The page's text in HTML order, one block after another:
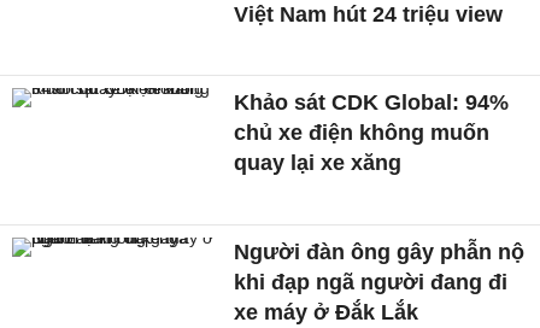
Việt Nam hút 24 triệu view
Khảo sát CDK Global: 94%
chủ xe điện không muốn
quay lại xe xăng
Người đàn ông gây phẫn nộ
khi đạp ngã người đang đi
xe máy ở Đắk Lắk